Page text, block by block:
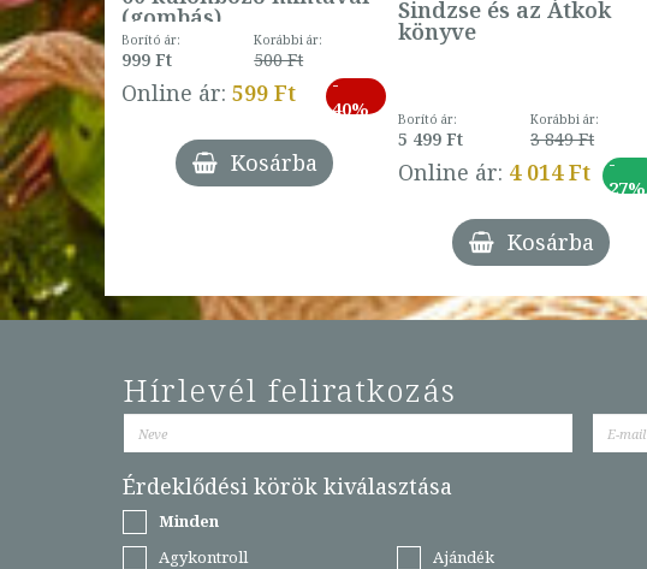
ár:
Ft
Ft
27%
(gombás)
Borító ár:
999 Ft
Korábbi ár:
500 Ft
Online ár: 599 Ft
-
40%
Kosárba
Sindzse és az Átkok
könyve
Borító ár:
5 499 Ft
Korábbi ár:
3 849 Ft
Online ár: 4 014 Ft
-
27%
Kosárba
Hírlevél feliratkozás
Érdeklődési körök kiválasztása
Minden
Agykontroll
Ajándék